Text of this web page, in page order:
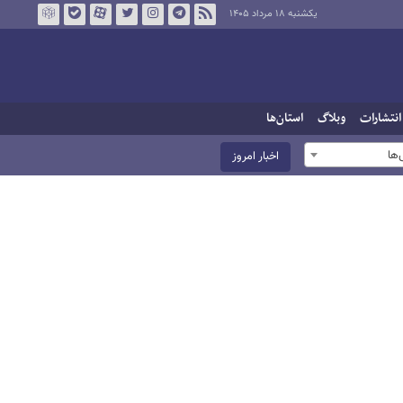
یکشنبه ۱۸ مرداد ۱۴۰۵
انتشارات وبلاگ استان‌ها
اخبار امروز